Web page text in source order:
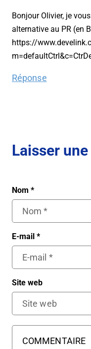
Bonjour Olivier, je
alternative au PR (en
https://
Réponse
Laisser
Nom *
E-mail *
Site web